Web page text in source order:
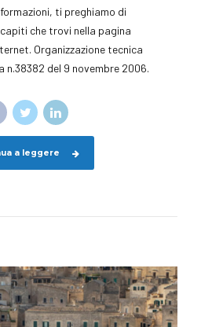
ti preghiamo di
che trovi nella pagina
Organizzazione tecnica
n.38382 del 9 novembre 2006.
a leggere